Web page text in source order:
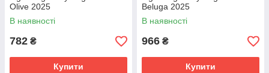
Olive 2025
В наявності
782 ₴
Купити
Beluga 2025
В наявності
966 ₴
Купити